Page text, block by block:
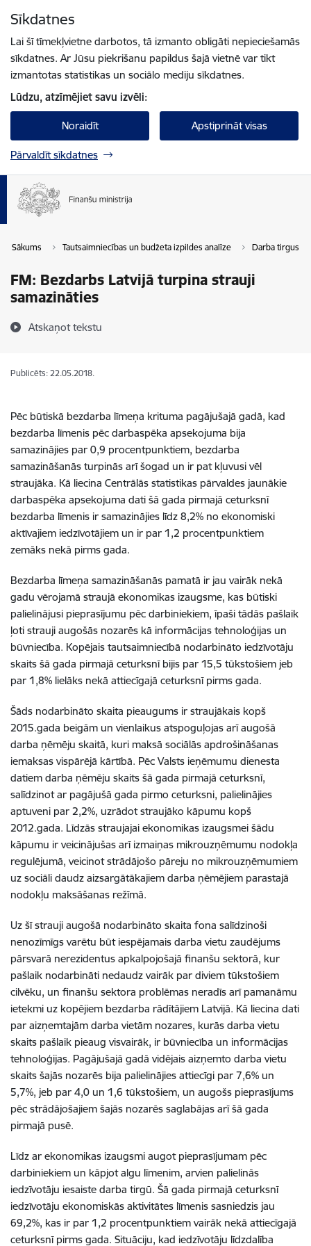
Sīkdatnes
Lai šī tīmekļvietne darbotos, tā izmanto obligāti nepieciešamās
sīkdatnes. Ar Jūsu piekrišanu papildus šajā vietnē var tikt
izmantotas statistikas un sociālo mediju sīkdatnes.
Lūdzu, atzīmējiet savu izvēli:
Noraidīt Apstiprināt visas
Pārvaldīt sīkdatnes
Sākums Tautsaimniecības un budžeta izpildes analīze Darba tirgus
FM: Bezdarbs Latvijā turpina strauji
samazināties
Atskaņot tekstu
Publicēts: 22.05.2018.
Pēc būtiskā bezdarba līmeņa krituma pagājušajā gadā, kad
bezdarba līmenis pēc darbaspēka apsekojuma bija
samazinājies par 0,9 procentpunktiem, bezdarba
samazināšanās turpinās arī šogad un ir pat kļuvusi vēl
straujāka. Kā liecina Centrālās statistikas pārvaldes jaunākie
darbaspēka apsekojuma dati šā gada pirmajā ceturksnī
bezdarba līmenis ir samazinājies līdz 8,2% no ekonomiski
aktīvajiem iedzīvotājiem un ir par 1,2 procentpunktiem
zemāks nekā pirms gada.
Bezdarba līmeņa samazināšanās pamatā ir jau vairāk nekā
gadu vērojamā straujā ekonomikas izaugsme, kas būtiski
palielinājusi pieprasījumu pēc darbiniekiem, īpaši tādās pašlaik
ļoti strauji augošās nozarēs kā informācijas tehnoloģijas un
būvniecība. Kopējais tautsaimniecībā nodarbināto iedzīvotāju
skaits šā gada pirmajā ceturksnī bijis par 15,5 tūkstošiem jeb
par 1,8% lielāks nekā attiecīgajā ceturksnī pirms gada.
Šāds nodarbināto skaita pieaugums ir straujākais kopš
2015.gada beigām un vienlaikus atspoguļojas arī augošā
darba ņēmēju skaitā, kuri maksā sociālās apdrošināšanas
iemaksas vispārējā kārtībā. Pēc Valsts ieņēmumu dienesta
datiem darba ņēmēju skaits šā gada pirmajā ceturksnī,
salīdzinot ar pagājušā gada pirmo ceturksni, palielinājies
aptuveni par 2,2%, uzrādot straujāko kāpumu kopš
2012.gada. Līdzās straujajai ekonomikas izaugsmei šādu
kāpumu ir veicinājušas arī izmaiņas mikrouzņēmumu nodokļa
regulējumā, veicinot strādājošo pāreju no mikrouzņēmumiem
uz sociāli daudz aizsargātākajiem darba ņēmējiem parastajā
nodokļu maksāšanas režīmā.
Uz šī strauji augošā nodarbināto skaita fona salīdzinoši
nenozīmīgs varētu būt iespējamais darba vietu zaudējums
pārsvarā nerezidentus apkalpojošajā finanšu sektorā, kur
pašlaik nodarbināti nedaudz vairāk par diviem tūkstošiem
cilvēku, un finanšu sektora problēmas neradīs arī pamanāmu
ietekmi uz kopējiem bezdarba rādītājiem Latvijā. Kā liecina dati
par aizņemtajām darba vietām nozares, kurās darba vietu
skaits pašlaik pieaug visvairāk, ir būvniecība un informācijas
tehnoloģijas. Pagājušajā gadā vidējais aizņemto darba vietu
skaits šajās nozarēs bija palielinājies attiecīgi par 7,6% un
5,7%, jeb par 4,0 un 1,6 tūkstošiem, un augošs pieprasījums
pēc strādājošajiem šajās nozarēs saglabājas arī šā gada
pirmajā pusē.
Līdz ar ekonomikas izaugsmi augot pieprasījumam pēc
darbiniekiem un kāpjot algu līmenim, arvien palielinās
iedzīvotāju iesaiste darba tirgū. Šā gada pirmajā ceturksnī
iedzīvotāju ekonomiskās aktivitātes līmenis sasniedzis jau
69,2%, kas ir par 1,2 procentpunktiem vairāk nekā attiecīgajā
ceturksnī pirms gada. Situāciju, kad iedzīvotāju līdzdalība